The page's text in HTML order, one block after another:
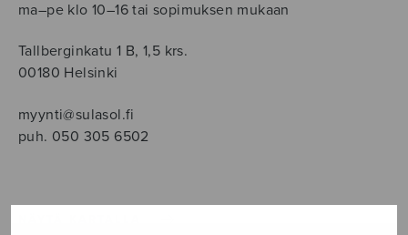
ma–pe klo 10–16 tai sopimuksen mukaan
Tallberginkatu 1 B, 1,5 krs.
00180 Helsinki
myynti@sulasol.fi
puh. 050 305 6502